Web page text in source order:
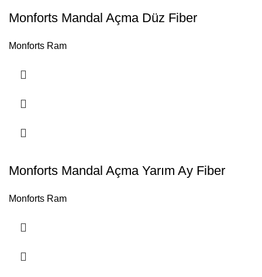
Monforts Mandal Açma Düz Fiber
Monforts Ram
Monforts Mandal Açma Yarım Ay Fiber
Monforts Ram